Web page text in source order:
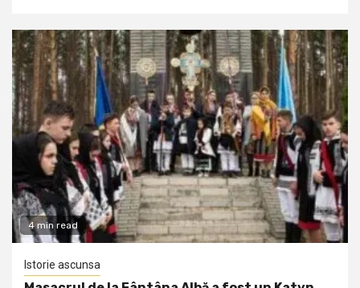
4 min read
Istorie ascunsa